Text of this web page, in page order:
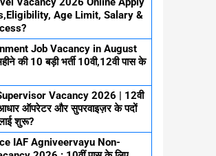
Age Limit, Salary &
Job Vacancy in August
की 10 बड़ी भर्ती 10वी,12वी पास के
Vacancy 2026 | 12वी
आधार ऑपरेटर और सुपरवाइज़र के पदों
शुरू?
IAF Agniveervayu Non-